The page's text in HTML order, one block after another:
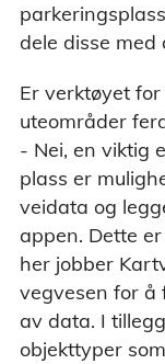
dele disse med
Er verktøyet
uteområder
- Nei, en viktig
plass er
veidata og
appen. Dette
her jobber
vegvesen for å
av data. I
objekttyper